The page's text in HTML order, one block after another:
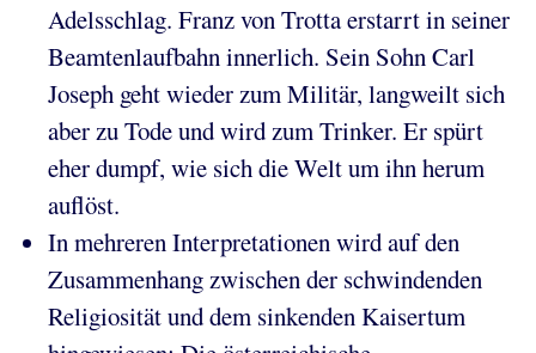
Adelsschlag. Franz von Trotta erstarrt in seiner
Beamtenlaufbahn innerlich. Sein Sohn Carl
Joseph geht wieder zum Militär, langweilt sich
aber zu Tode und wird zum Trinker. Er spürt
eher dumpf, wie sich die Welt um ihn herum
auflöst.
In mehreren Interpretationen wird auf den
Zusammenhang zwischen der schwindenden
Religiosität und dem sinkenden Kaisertum